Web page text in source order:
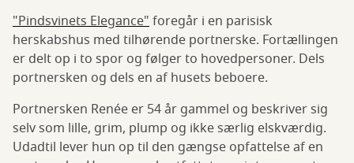
"Pindsvinets Elegance"foregår i en parisisk
herskabshus med tilhørende portnerske. Fortællingen
er delt op i to spor og følger to hovedpersoner. Dels
portnersken og dels en af husets beboere.
Portnersken Renée er 54 år gammel og beskriver sig
selv som lille, grim, plump og ikke særlig elskværdig.
Udadtil lever hun op til den gængse opfattelse af en